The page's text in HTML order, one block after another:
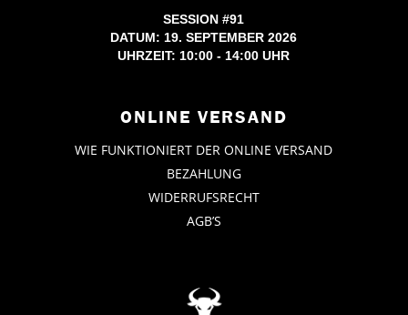
SESSION #91
DATUM: 19. SEPTEMBER 2026
UHRZEIT: 10:00 - 14:00 UHR
ONLINE VERSAND
WIE FUNKTIONIERT DER ONLINE VERSAND
BEZAHLUNG
WIDERRUFSRECHT
AGB’S